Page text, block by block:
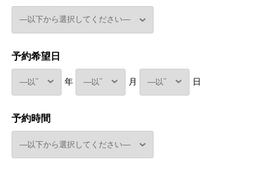
予約希望日
年 月 日
予約時間